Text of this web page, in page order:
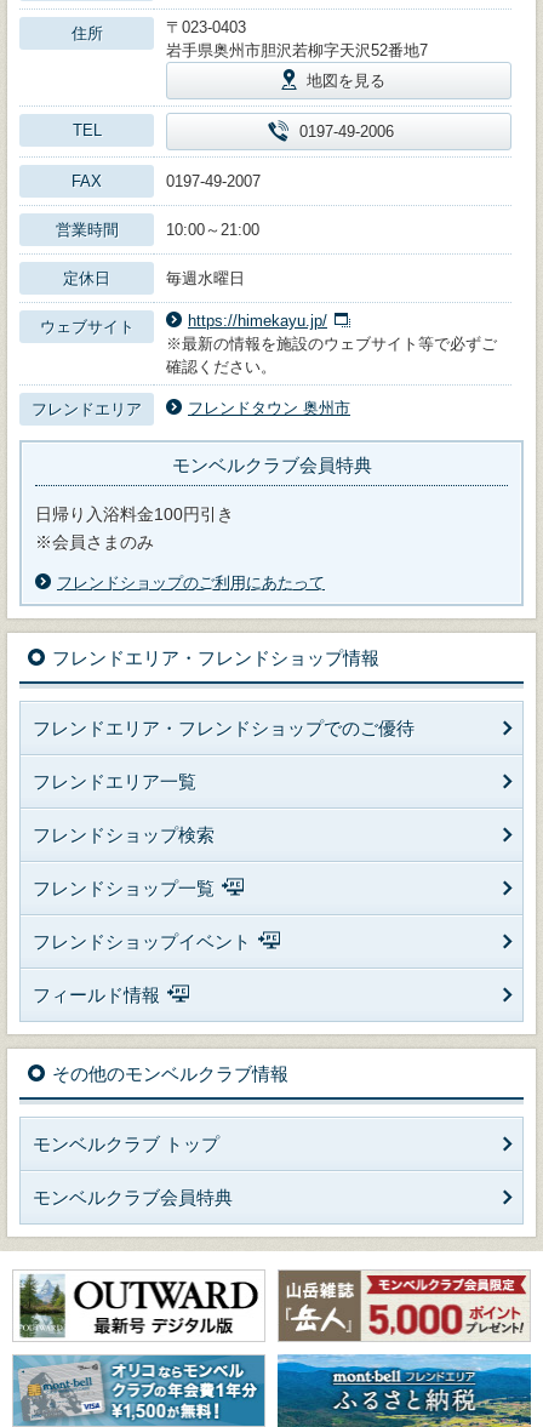
住所
〒023-0403
岩手県奥州市胆沢若柳字天沢52番地7
地図を見る
TEL 0197-49-2006
FAX 0197-49-2007
営業時間 10:00～21:00
定休日 毎週水曜日
ウェブサイト
https://himekayu.jp/
※最新の情報を施設のウェブサイト等で必ずご
確認ください。
フレンドエリア フレンドタウン 奥州市
モンベルクラブ会員特典
日帰り入浴料金100円引き
※会員さまのみ
フレンドショップのご利用にあたって
フレンドエリア・フレンドショップ情報
フレンドエリア・フレンドショップでのご優待
フレンドエリア一覧
フレンドショップ検索
フレンドショップ一覧
フレンドショップイベント
フィールド情報
その他のモンベルクラブ情報
モンベルクラブ トップ
モンベルクラブ会員特典